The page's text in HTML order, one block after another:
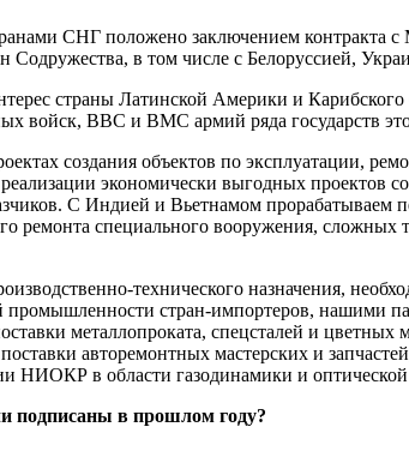
СНГ положено заключением
Содружества, в том числе с Белоруссией,
страны Латинской Америки и
войск, ВВС и ВМС армий ряда государств
создания объектов по эксплуатации,
экономически выгодных проектов
С Индией и Вьетнамом
ремонта специального вооружения,
технического назначения,
промышленности стран-импортеров,
металлопроката, спецсталей и
авторемонтных мастерских и
НИОКР в области газодинамики и
подписаны в прошлом году?